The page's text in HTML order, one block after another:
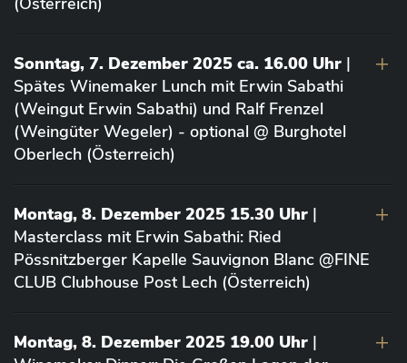
Sonntag, 7. Dezember 2025 ca. 16.00 Uhr |
Spätes Winemaker Lunch mit Erwin Sabathi
(Weingut Erwin Sabathi) und Ralf Frenzel
(Weingüter Wegeler) - optional @ Burghotel
Oberlech (Österreich)
Montag, 8. Dezember 2025 15.30 Uhr |
Masterclass mit Erwin Sabathi: Ried
Pössnitzberger Kapelle Sauvignon Blanc @FINE
CLUB Clubhouse Post Lech (Österreich)
Montag, 8. Dezember 2025 19.00 Uhr |